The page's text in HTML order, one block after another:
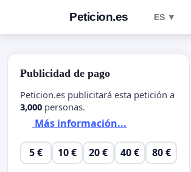
Peticion.es ES ▼
Publicidad de pago
Peticion.es publicitará esta petición a
3,000 personas.
Más información...
5 € 10 € 20 € 40 € 80 €